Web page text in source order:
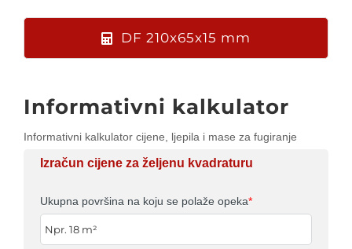
DF 210x65x15 mm
Informativni kalkulator
Informativni kalkulator cijene, ljepila i mase za fugiranje
Izračun cijene za željenu kvadraturu
Ukupna površina na koju se polaže opeka*